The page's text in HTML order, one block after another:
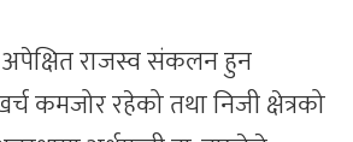
अपेक्षित राजस्व संकलन हुन
कमजोर रहेको तथा निजी क्षेत्रको